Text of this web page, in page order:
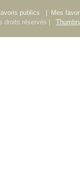
publics |
Mes
droits réservés |